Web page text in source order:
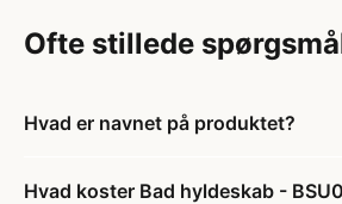
Ofte stillede
Hvad er navnet på produktet?
Hvad koster Bad hyldeskab -